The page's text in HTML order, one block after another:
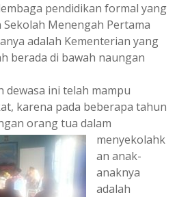
pendidikan formal yang
Menengah Pertama
adalah Kementerian yang
berada di bawah naungan
dewasa ini telah mampu
karena pada beberapa tahun
orang tua dalam
menyekolahk
an anak-
anaknya
adalah